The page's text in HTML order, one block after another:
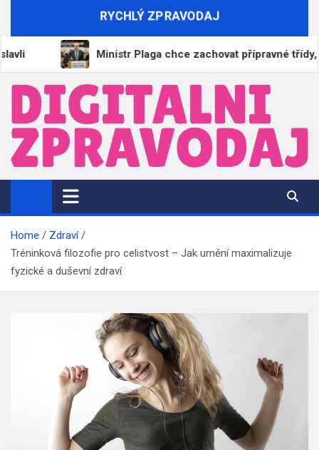
RYCHLÝ ZPRAVODAJ
Ministr Plaga chce zachovat přípravné třídy,
DigitalniZpravodaj.cz
Zpravodajství | Informace | Tiskové zprávy
Home
Zdraví
Tréninková filozofie pro celistvost – Jak umění maximalizuje
fyzické a duševní zdraví